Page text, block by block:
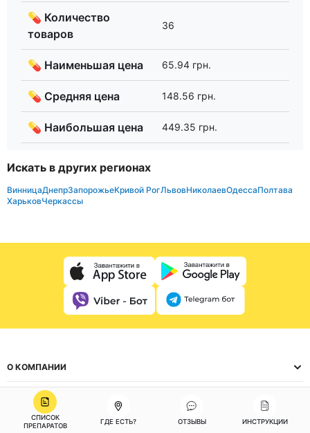
💊 Количество
товаров
36
💊 Наименьшая цена 65.94 грн.
💊 Средняя цена 148.56 грн.
💊 Наибольшая цена 449.35 грн.
Искать в других регионах
ВинницаДнепрЗапорожьеКривой РогЛьвовНиколаевОдессаПолтава
ХарьковЧеркассы
СПИСОК
ПРЕПАРАТОВ
ГДЕ ЕСТЬ? ОТЗЫВЫ ИНСТРУКЦИИ
О КОМПАНИИ
КЛИЕНТАМ
ИНФОРМАЦИЯ